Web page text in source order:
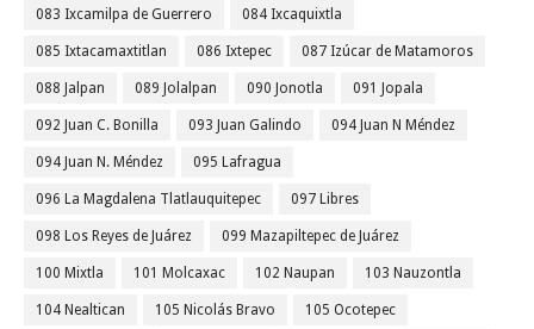
083 Ixcamilpa de Guerrero 084 Ixcaquixtla
085 Ixtacamaxtitlan 086 Ixtepec 087 Izúcar de Matamoros
088 Jalpan 089 Jolalpan 090 Jonotla 091 Jopala
092 Juan C. Bonilla 093 Juan Galindo 094 Juan N Méndez
094 Juan N. Méndez 095 Lafragua
096 La Magdalena Tlatlauquitepec 097 Libres
098 Los Reyes de Juárez 099 Mazapiltepec de Juárez
100 Mixtla 101 Molcaxac 102 Naupan 103 Nauzontla
104 Nealtican 105 Nicolás Bravo 105 Ocotepec